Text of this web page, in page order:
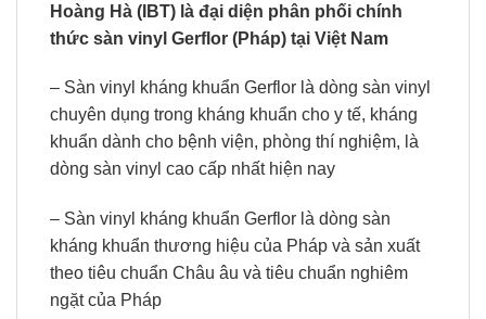
Hoàng Hà (IBT) là đại diện phân phối chính
thức sàn vinyl Gerflor (Pháp) tại Việt Nam
– Sàn vinyl kháng khuẩn Gerflor là dòng sàn vinyl
chuyên dụng trong kháng khuẩn cho y tế, kháng
khuẩn dành cho bệnh viện, phòng thí nghiệm, là
dòng sàn vinyl cao cấp nhất hiện nay
– Sàn vinyl kháng khuẩn Gerflor là dòng sàn
kháng khuẩn thương hiệu của Pháp và sản xuất
theo tiêu chuẩn Châu âu và tiêu chuẩn nghiêm
ngặt của Pháp